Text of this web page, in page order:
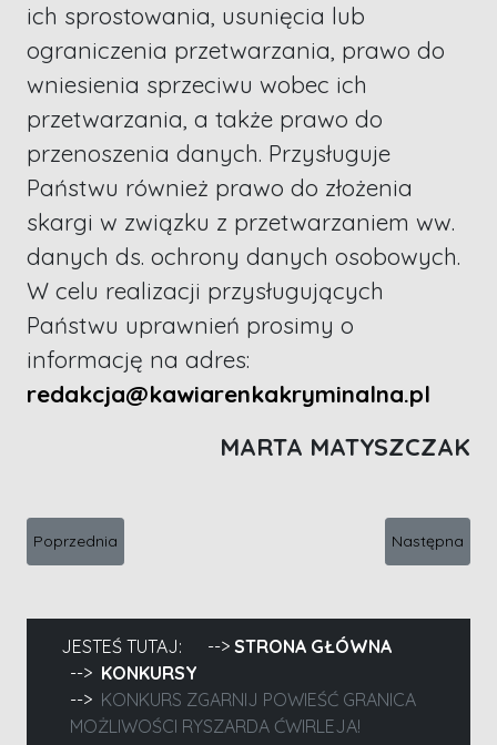
ich sprostowania, usunięcia lub
ograniczenia przetwarzania, prawo do
wniesienia sprzeciwu wobec ich
przetwarzania, a także prawo do
przenoszenia danych. Przysługuje
Państwu również prawo do złożenia
skargi w związku z przetwarzaniem ww.
danych ds. ochrony danych osobowych.
W celu realizacji przysługujących
Państwu uprawnień prosimy o
informację na adres:
redakcja@kawiarenkakryminalna.pl
MARTA MATYSZCZAK
Poprzednia strona: Zgarnij powieść Trup w wannie Dorothy L.
Poprzednia Następna
Następna
JESTEŚ TUTAJ:
STRONA GŁÓWNA
KONKURSY
KONKURS ZGARNIJ POWIEŚĆ GRANICA
MOŻLIWOŚCI RYSZARDA ĆWIRLEJA!